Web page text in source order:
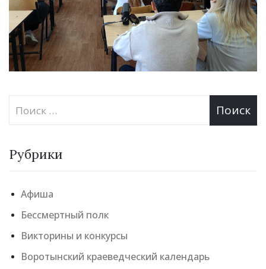
Рубрики
Афиша
Бессмертный полк
Викторины и конкурсы
Воротынский краеведческий календарь